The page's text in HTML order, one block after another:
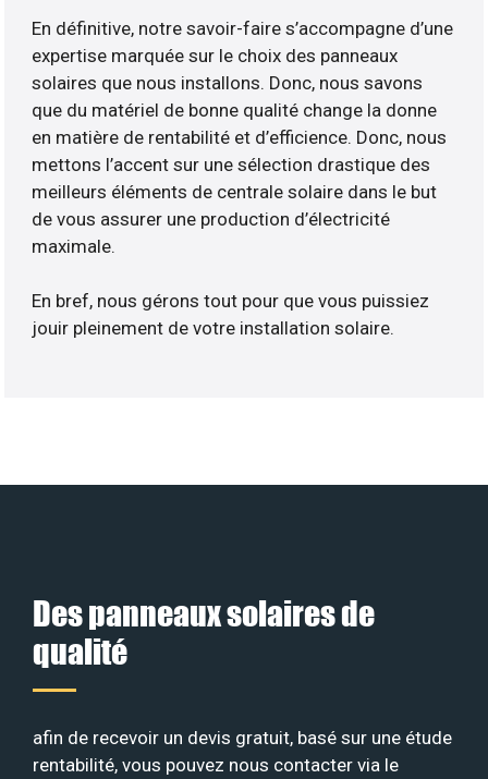
En définitive, notre savoir-faire s’accompagne d’une
expertise marquée sur le choix des panneaux
solaires que nous installons. Donc, nous savons
que du matériel de bonne qualité change la donne
en matière de rentabilité et d’efficience. Donc, nous
mettons l’accent sur une sélection drastique des
meilleurs éléments de centrale solaire dans le but
de vous assurer une production d’électricité
maximale.
En bref, nous gérons tout pour que vous puissiez
jouir pleinement de votre installation solaire.
Des panneaux solaires de
qualité
afin de recevoir un devis gratuit, basé sur une étude
rentabilité, vous pouvez nous contacter via le